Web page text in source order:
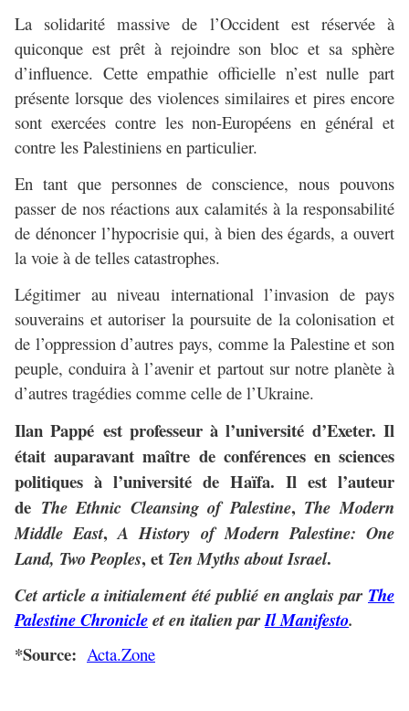
La solidarité massive de l’Occident est réservée à
quiconque est prêt à rejoindre son bloc et sa sphère
d’influence. Cette empathie officielle n’est nulle part
présente lorsque des violences similaires et pires encore
sont exercées contre les non-Européens en général et
contre les Palestiniens en particulier.
En tant que personnes de conscience, nous pouvons
passer de nos réactions aux calamités à la responsabilité
de dénoncer l’hypocrisie qui, à bien des égards, a ouvert
la voie à de telles catastrophes.
Légitimer au niveau international l’invasion de pays
souverains et autoriser la poursuite de la colonisation et
de l’oppression d’autres pays, comme la Palestine et son
peuple, conduira à l’avenir et partout sur notre planète à
d’autres tragédies comme celle de l’Ukraine.
Ilan Pappé est professeur à l’université d’Exeter. Il
était auparavant maître de conférences en sciences
politiques à l’université de Haïfa. Il est l’auteur
de The Ethnic Cleansing of Palestine, The Modern
Middle East,A History of Modern Palestine: One
Land, Two Peoples, et Ten Myths about Israel.
Cet article a initialement été publié en anglais par The
Palestine Chronicleet en italien parIl Manifesto.
*Source: Acta.Zone